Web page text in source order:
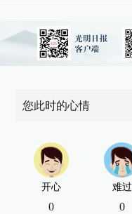
您此时的心情
开心
0
难过
0